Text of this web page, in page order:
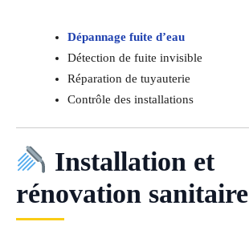
Dépannage fuite d’eau
Détection de fuite invisible
Réparation de tuyauterie
Contrôle des installations
Installation et
rénovation sanitaire